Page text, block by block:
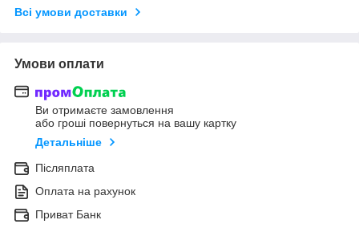
Всі умови доставки
Умови оплати
Ви отримаєте замовлення
або гроші повернуться на вашу картку
Детальніше
Післяплата
Оплата на рахунок
Приват Банк